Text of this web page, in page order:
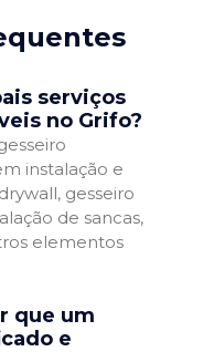
serviços
no Grifo?
instalação e
gesseiro
de sancas,
elementos
que um
e